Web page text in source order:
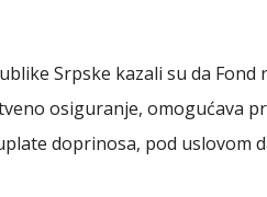
Srpske kazali su da Fond
osiguranje, omogućava
doprinosa, pod uslovom